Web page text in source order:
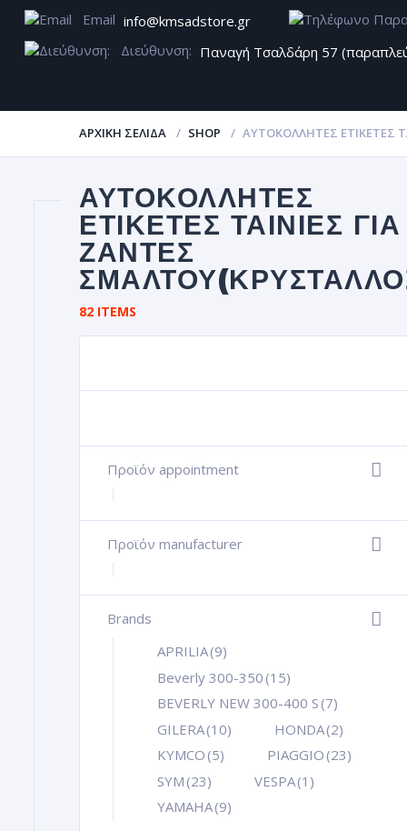
Email info@kmsadstore.gr
Διεύθυνση: Παναγή Τσαλδάρη 57
ΑΡΧΙΚΉ ΣΕΛΊΔΑ SHOP ΑΥΤΟΚΌΛΛΗΤΕΣ ΕΤΙΚΈΤΕΣ
ΑΥΤΟΚΌΛΛΗΤΕΣ
ΕΤΙΚΈΤΕΣ ΤΑΙΝΊΕΣ ΓΙΑ
ΖΆΝΤΕΣ
82 ITEMS
Προϊόν appointment
+
Προϊόν manufacturer
+
Brands
+
APRILIA(9)
Beverly 300-350 (15)
BEVERLY NEW 300-400 S (7)
GILERA(10) HONDA(2)
KYMCO (5) PIAGGIO (23)
SYM (23) VESPA(1)
YAMAHA(9)